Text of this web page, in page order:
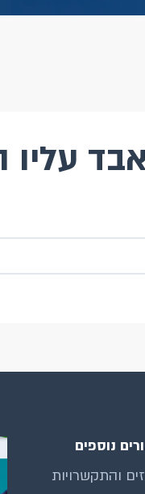
עליו
נוספים
והתקשרויות